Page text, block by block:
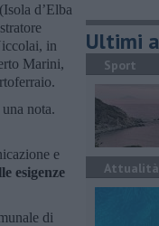
d’Elba
in
Marini,
nota.
e
esigenze
di
Ultimi
Sport
Attualità